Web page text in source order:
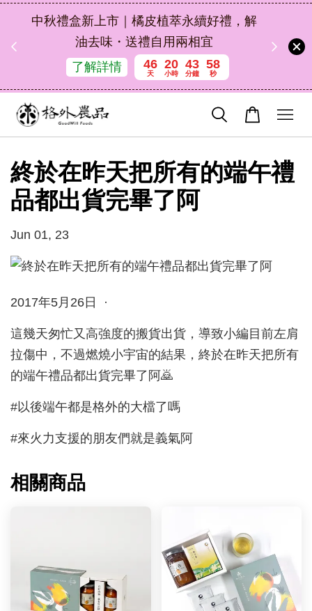
中秋禮盒新上市｜橘皮植萃永續好禮，解
油去味・送禮自用兩相宜
了解詳情
46
天
20
小時
43
分鐘
58
秒
終於在昨天把所有的端午禮
品都出貨完畢了阿
Jun 01, 23
2017年5月26日 ·
這幾天匆忙又高強度的搬貨出貨，導致小編目前左肩
拉傷中，不過燃燒小宇宙的結果，終於在昨天把所有
的端午禮品都出貨完畢了阿🙇
#以後端午都是格外的大檔了嗎
#來火力支援的朋友們就是義氣阿
相關商品